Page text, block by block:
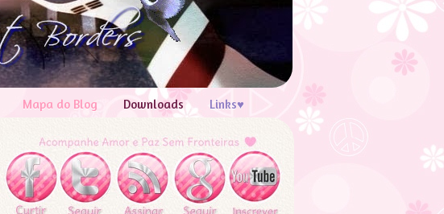
Mapa do Blog Downloads Links♥